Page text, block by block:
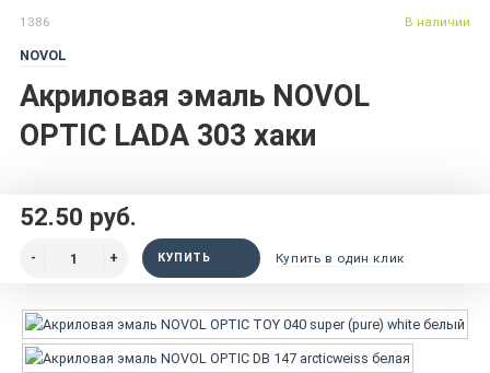
1386
NOVOL
Акриловая эмаль NOVOL
OPTIC LADA 303 хаки
В наличии
52.50 руб.
КУПИТЬ Купить в один клик